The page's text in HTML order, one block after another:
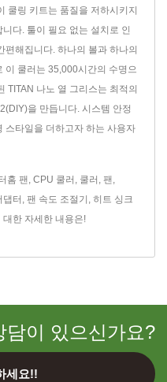
쿨링 키트는 품질을 저하시키지
다. 툴이 필요 없는 설치로 인
해집니다. 하나의 볼과 하나의
이 쿨러는 35,000시간의 수명으
TITAN 나노 열 그리스는 최적의
을 만듭니다. 시스템 안정
스타일을 더하고자 하는 사용자
홈 팬 , CPU 쿨러 , 쿨러 , 팬 ,
댑터 , 팬 속도 조절기 , 히트 싱크
대한 자세한 내용은!
담이 있으신가요?
세요!!